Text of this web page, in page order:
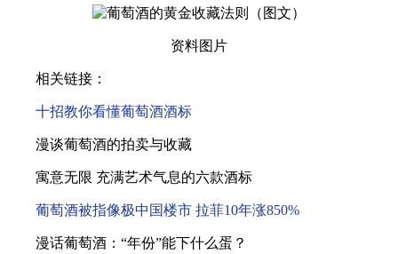
资料图片
相关链接：
十招教你看懂葡萄酒酒标
漫谈葡萄酒的拍卖与收藏
寓意无限 充满艺术气息的六款酒标
葡萄酒被指像极中国楼市 拉菲10年涨850%
漫话葡萄酒：“年份”能下什么蛋？